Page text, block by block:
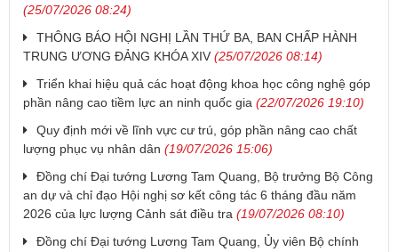
(25/07/2026 08:24)
THÔNG BÁO HỘI NGHỊ LẦN THỨ BA, BAN CHẤP HÀNH
TRUNG ƯƠNG ĐẢNG KHÓA XIV (25/07/2026 08:14)
Triển khai hiệu quả các hoạt động khoa học công nghệ góp
phần nâng cao tiềm lực an ninh quốc gia (22/07/2026 19:10)
Quy định mới về lĩnh vực cư trú, góp phần nâng cao chất
lượng phục vụ nhân dân (19/07/2026 15:06)
Đồng chí Đại tướng Lương Tam Quang, Bộ trưởng Bộ Công
an dự và chỉ đạo Hội nghị sơ kết công tác 6 tháng đầu năm
2026 của lực lượng Cảnh sát điều tra (19/07/2026 08:10)
Đồng chí Đại tướng Lương Tam Quang, Ủy viên Bộ chính